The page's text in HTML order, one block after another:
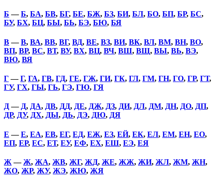
Б —Б, БА, БВ, БГ, БЕ, БЖ, БЗ, БИ, БЛ, БО, БП, БР, БС,
БУ, БХ, БЦ, БЫ, БЬ, БЭ, БЮ, БЯ
В—В, ВА, ВВ, ВГ, ВД, ВЕ, ВЗ, ВИ, ВК, ВЛ, ВМ, ВН, ВО,
ВП, ВР, ВС, ВТ, ВУ, ВХ, ВЦ, ВЧ, ВШ, ВЩ, ВЫ, ВЬ, ВЭ,
ВЮ, ВЯ
Г—Г, ГА, ГВ, ГД, ГЕ, ГЖ, ГИ, ГК, ГЛ, ГМ, ГН, ГО, ГР, ГТ,
ГУ, ГХ, ГЫ, ГЬ, ГЭ, ГЮ, ГЯ
Д— Д, ДА, ДВ, ДД, ДЕ, ДЖ, ДЗ, ДИ, ДЛ, ДМ, ДН, ДО, ДП,
ДР, ДУ, ДХ, ДЫ, ДЬ, ДЭ, ДЮ, ДЯ
Е —Е, ЕА, ЕВ, ЕГ, ЕД, ЕЖ, ЕЗ, ЕЙ, ЕК, ЕЛ, ЕМ, ЕН, ЕО,
ЕП, ЕР, ЕС, ЕТ, ЕУ, ЕФ, ЕХ, ЕШ, ЕЭ, ЕЯ
Ж —Ж, ЖА, ЖВ, ЖГ, ЖД, ЖЕ, ЖЖ, ЖИ, ЖЛ, ЖМ, ЖН,
ЖО, ЖР, ЖУ, ЖЭ, ЖЮ, ЖЯ